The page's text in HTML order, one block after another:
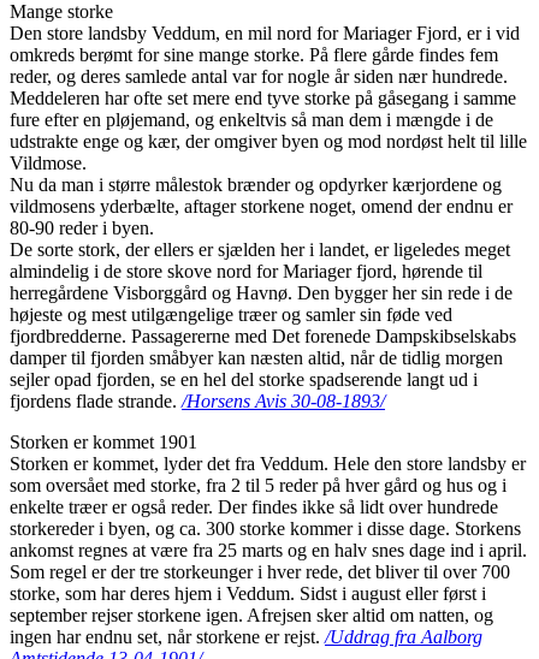
Mange storke
Den store landsby Veddum, en mil nord for Mariager Fjord, er i vid
omkreds berømt for sine mange storke. På flere gårde findes fem
reder, og deres samlede antal var for nogle år siden nær hundrede.
Meddeleren har ofte set mere end tyve storke på gåsegang i samme
fure efter en pløjemand, og enkeltvis så man dem i mængde i de
udstrakte enge og kær, der omgiver byen og mod nordøst helt til lille
Vildmose.
Nu da man i større målestok brænder og opdyrker kærjordene og
vildmosens yderbælte, aftager storkene noget, omend der endnu er
80-90 reder i byen.
De sorte stork, der ellers er sjælden her i landet, er ligeledes meget
almindelig i de store skove nord for Mariager fjord, hørende til
herregårdene Visborggård og Havnø. Den bygger her sin rede i de
højeste og mest utilgængelige træer og samler sin føde ved
fjordbredderne. Passagererne med Det forenede Dampskibselskabs
damper til fjorden småbyer kan næsten altid, når de tidlig morgen
sejler opad fjorden, se en hel del storke spadserende langt ud i
fjordens flade strande. /Horsens Avis 30-08-1893/
Storken er kommet 1901
Storken er kommet, lyder det fra Veddum. Hele den store landsby er
som oversået med storke, fra 2 til 5 reder på hver gård og hus og i
enkelte træer er også reder. Der findes ikke så lidt over hundrede
storkereder i byen, og ca. 300 storke kommer i disse dage. Storkens
ankomst regnes at være fra 25 marts og en halv snes dage ind i april.
Som regel er der tre storkeunger i hver rede, det bliver til over 700
storke, som har deres hjem i Veddum. Sidst i august eller først i
september rejser storkene igen. Afrejsen sker altid om natten, og
ingen har endnu set, når storkene er rejst. /Uddrag fra Aalborg